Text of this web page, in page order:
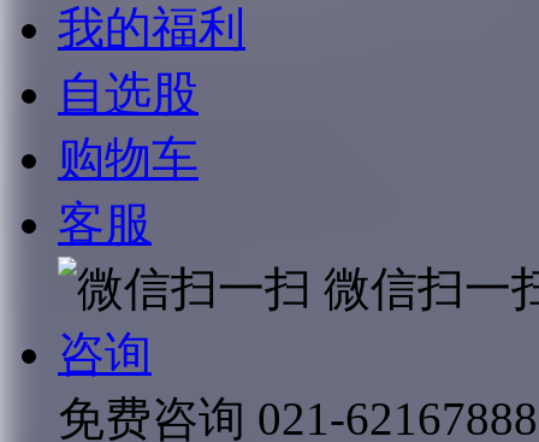
我的福利
自选股
购物车
客服
微信扫一
咨询
免费咨询 021-62167888